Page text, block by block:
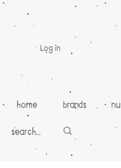
Log in
home brands